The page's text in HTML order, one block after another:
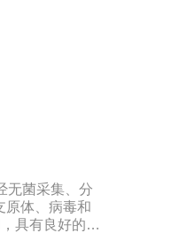
、符合《中华
格：500ml/瓶
无菌采集、分
原体、病毒和
具有良好的促